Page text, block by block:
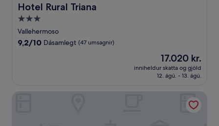
Hotel Rural Triana
Hotel Rural Triana
3.0
stjörnu
gististaður
Vallehermoso
9.2
9,2/10 Dásamlegt (47 umsagnir)
Verðið
er
17.020 kr.
17.020 kr.
inniheldur skatta og gjöld
12. ágú. - 13. ágú.